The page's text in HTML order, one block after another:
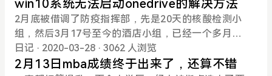
的幸福。9月19日，我们在老家办了宴席，爸妈很开
心，我们也很开心。这
小时就到了酒店。由于提前匹配了开元白金会员，入
住时给我升房两级，从高级海景房升级到行政海景
房，且在顶层，窗外就是海。收拾完行李洗完澡，已
经7点半了，酒店自助餐爆满，不再接受预约，于是
我们打算出去吃蟹黄面。面很好吃，也很贵。我肠胃
下来了。经历了这次考试，越发觉得自己的政治和英
语差了。即使不是应对考试，这两门学科也得好好补
一下了。
柱，还有医护小姐姐们，公安小弟弟们。虽然很快就
要分开了，但是我会一直怀念这段“共患难”的时光~机
场分流中心建成后，酒店就已经几乎没有新入驻的旅
客了，也让我们好好休息了两周。这两周天天盯盘，
win10系统无法启动onedrive的解决方法
2月底被借调了防疫指挥部，先是20天的核酸检测小
组，然后3月17号至今的酒店小组，已经一个多月没
回单位了。工作不能停，但是新电脑上一直启动不了
onedrive，很是头疼，明明win10自带onedrive的
日记 · 2020-03-28 · 3062 人浏览
2月13日mba成绩终于出来了，还算不错